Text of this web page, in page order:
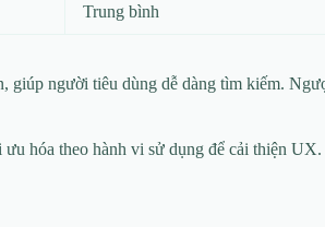
Trung bình
giúp người tiêu dùng dễ dàng tìm kiếm.
hóa theo hành vi sử dụng để cải thiện UX.